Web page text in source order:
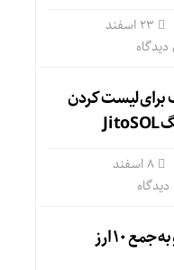
لیست کردن
بازگشت کاردانو به جمع ۱۰ ارز